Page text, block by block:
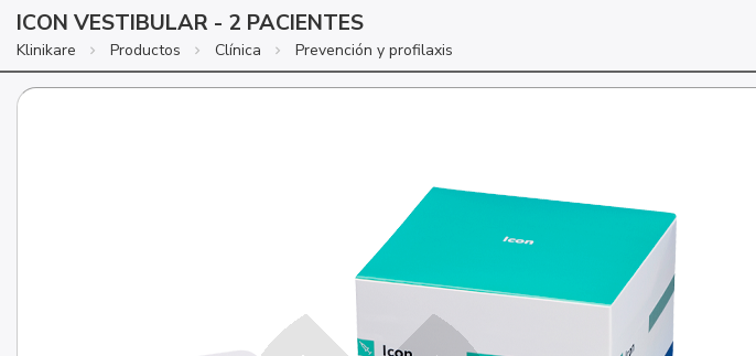
ICON VESTIBULAR - 2 PACIENTES
Klinikare Productos Clínica Prevención y profilaxis